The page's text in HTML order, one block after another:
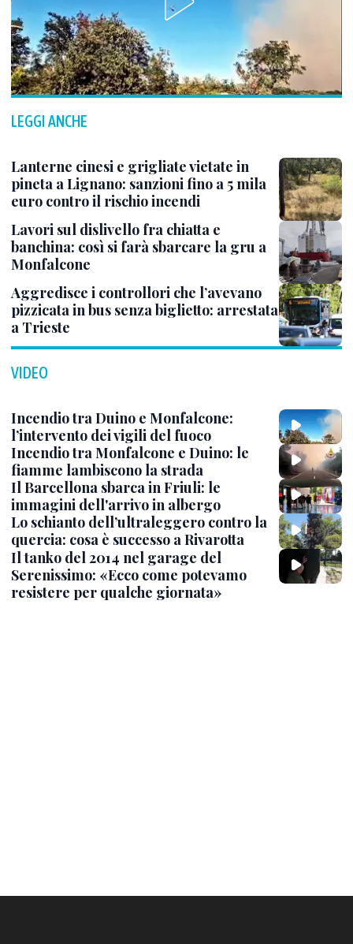
LEGGI ANCHE
Lanterne cinesi e grigliate vietate in
pineta a Lignano: sanzioni fino a 5 mila
euro contro il rischio incendi
Lavori sul dislivello fra chiatta e
banchina: così si farà sbarcare la gru a
Monfalcone
Aggredisce i controllori che l’avevano
pizzicata in bus senza biglietto: arrestata
a Trieste
VIDEO
Incendio tra Duino e Monfalcone:
l’intervento dei vigili del fuoco
Incendio tra Monfalcone e Duino: le
fiamme lambiscono la strada
Il Barcellona sbarca in Friuli: le
immagini dell'arrivo in albergo
Lo schianto dell’ultraleggero contro la
quercia: cosa è successo a Rivarotta
Il tanko del 2014 nel garage del
Serenissimo: «Ecco come potevamo
resistere per qualche giornata»